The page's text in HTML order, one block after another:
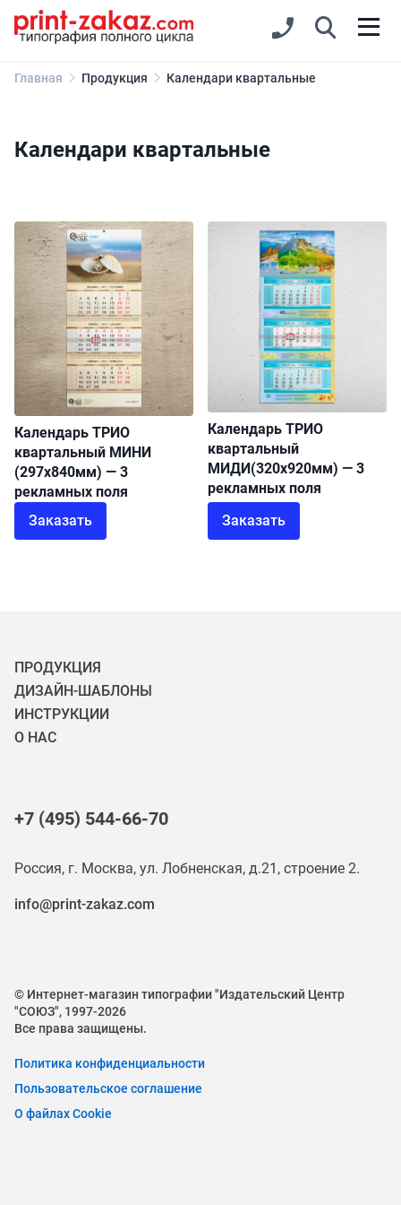
Главная Продукция Календари квартальные
Календари квартальные
Календарь ТРИО
квартальный МИНИ
(297х840мм) — 3
рекламных поля
Заказать
Календарь ТРИО
квартальный
МИДИ(320х920мм) — 3
рекламных поля
Заказать
ПРОДУКЦИЯ
ДИЗАЙН-ШАБЛОНЫ
ИНСТРУКЦИИ
О НАС
+7 (495) 544-66-70
Россия, г. Москва, ул. Лобненская, д.21, строение 2.
info@print-zakaz.com
© Интернет-магазин типографии "Издательский Центр
"СОЮЗ", 1997-2026
Все права защищены.
Политика конфиденциальности
Пользовательское соглашение
О файлах Cookie